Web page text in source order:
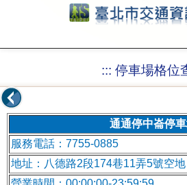
::: 停車場格位
通通停中崙停
服務電話：7755-0885
地址：八德路2段174巷11弄5號空地